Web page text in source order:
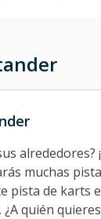
muchas
de karts
quién